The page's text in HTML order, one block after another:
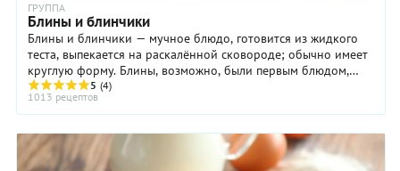
ГРУППА
Блины и блинчики
Блины и блинчики — мучное блюдо, готовится из жидкого
теста, выпекается на раскалённой сковороде; обычно имеет
круглую форму. Блины, возможно, были первым блюдом,
которое стали готовить из муки. ...
5 (4)
1013 рецептов